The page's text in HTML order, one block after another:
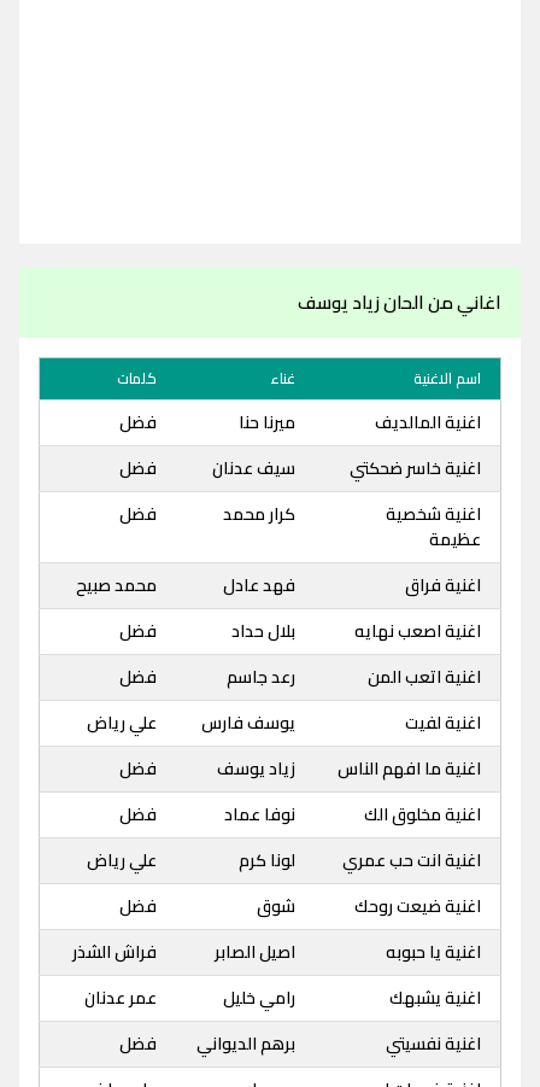
اغاني من الحان زياد يوسف
اسم الاغنية غناء كلمات
اغنية المالديف ميرنا حنا
فضل
اغنية خاسر ضحكتي
سيف عدنان
فضل
اغنية شخصية
عظيمة
كرار محمد فضل
اغنية فراق فهد عادل
محمد صبيح
اغنية اصعب نهايه
بلال حداد
فضل
اغنية اتعب المن
رعد جاسم
فضل
اغنية لفيت
يوسف فارس
علي رياض
اغنية ما افهم الناس
زياد يوسف
فضل
اغنية مخلوق الك
نوفا عماد
فضل
اغنية انت حب عمري
لونا كرم
علي رياض
اغنية ضيعت روحك
شوق
فضل
اغنية يا حبوبه
اصيل الصابر
فراش الشذر
اغنية يشبهك
رامي خليل
عمر عدنان
اغنية نفسيتي
برهم الديواني
فضل